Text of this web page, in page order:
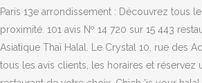
Paris 13e arrondissement : Découvrez tous
proximité. 101 avis Nº 14 720 sur 15 443
Asiatique Thaï Halal. Le Crystal 10, rue des
tous les avis clients, les horaires et réservez